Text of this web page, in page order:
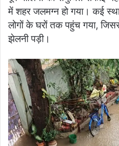
में शहर जलमग्न हो गया। कई
लोगों के घरों तक पहुंच गया, जिससे
झेलनी पड़ी।